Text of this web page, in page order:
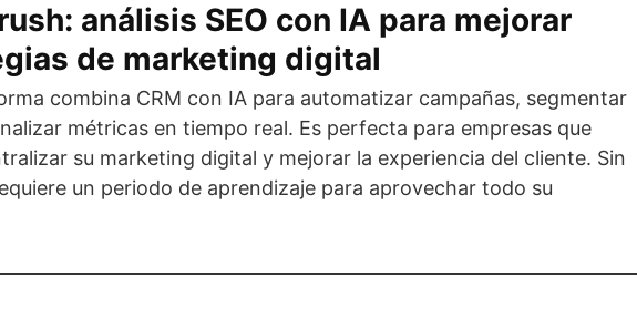
análisis SEO con IA para mejorar
de marketing digital
combina CRM con IA para automatizar campañas, segmentar
métricas en tiempo real. Es perfecta para empresas que
su marketing digital y mejorar la experiencia del cliente. Sin
un periodo de aprendizaje para aprovechar todo su